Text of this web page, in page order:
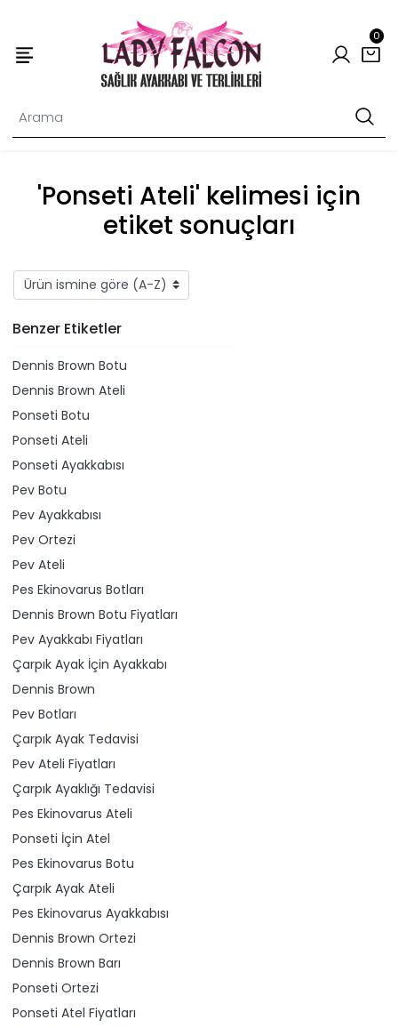
0
'Ponseti Ateli' kelimesi için
etiket sonuçları
Benzer Etiketler
Dennis Brown Botu
Dennis Brown Ateli
Ponseti Botu
Ponseti Ateli
Ponseti Ayakkabısı
Pev Botu
Pev Ayakkabısı
Pev Ortezi
Pev Ateli
Pes Ekinovarus Botları
Dennis Brown Botu Fiyatları
Pev Ayakkabı Fiyatları
Çarpık Ayak İçin Ayakkabı
Dennis Brown
Pev Botları
Çarpık Ayak Tedavisi
Pev Ateli Fiyatları
Çarpık Ayaklığı Tedavisi
Pes Ekinovarus Ateli
Ponseti İçin Atel
Pes Ekinovarus Botu
Çarpık Ayak Ateli
Pes Ekinovarus Ayakkabısı
Dennis Brown Ortezi
Dennis Brown Barı
Ponseti Ortezi
Ponseti Atel Fiyatları